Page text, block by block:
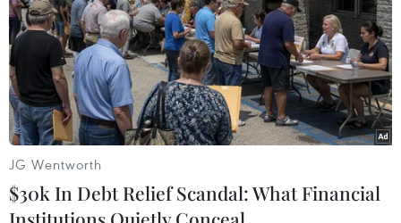
JG Wentworth
$30k In Debt Relief Scandal: What Financial